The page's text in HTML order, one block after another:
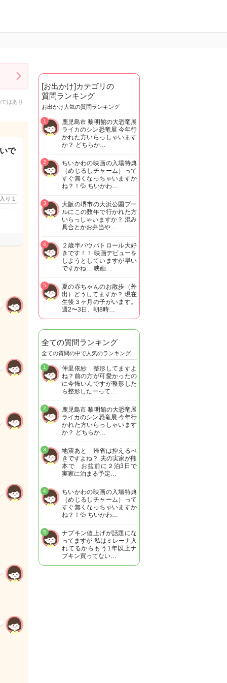
はあり
で
り 1
[お出かけ]カテゴリの
質問ランキング
お出かけ人気の質問ランキング
鹿児島市 黎明館の大恐竜展
ライカのシン恐竜展 今年行
かれた方いらっしゃいます
か？ どちらか…
1
ちいかわの映画の入場特典
（めじるしチャーム）って
すぐ無くなっちゃいますか
ね？！💦 ちいかわ…
2
大阪の堺市の大浜公園プー
ルにこの数年で行かれた方
いらっしゃいますか？ 混み
具合とかお弁当や…
3
２歳半パウパトロール大好
きです！！ 映画デビューを
しようとしていますが早い
ですかね… 映画…
4
夏の赤ちゃんのお散歩（外
出）どうしてますか？ 現在
生後３ヶ月の子がいます。
週2〜3日、朝8時…
5
全ての質問ランキング
全ての質問の中で人気のランキング
仲里依紗 整形してますよ
ね？前の方が可愛かったの
に今怖いんですが整形した
ら整形したーって…
1
鹿児島市 黎明館の大恐竜展
ライカのシン恐竜展 今年行
かれた方いらっしゃいます
か？ どちらか…
2
地震あと 帰省は控えるべ
きですよね？ 夫の実家が熊
本で お盆前に２泊3日で
実家に泊まる予定…
3
ちいかわの映画の入場特典
（めじるしチャーム）って
すぐ無くなっちゃいますか
ね？！💦 ちいかわ…
4
ナプキン値上げが話題にな
ってますが 私はミレーナ入
れてるからもう1年以上ナ
プキン買ってない…
5